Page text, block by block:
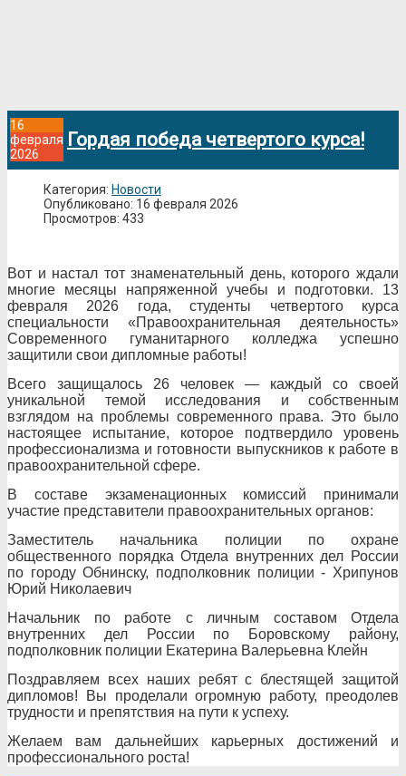
16
февраля
2026
Гордая победа четвертого курса!
Категория: Новости
Опубликовано: 16 февраля 2026
Просмотров: 433
Вот и настал тот знаменательный день, которого ждали
многие месяцы напряженной учебы и подготовки. 13
февраля 2026 года, студенты четвертого курса
специальности «Правоохранительная деятельность»
Современного гуманитарного колледжа успешно
защитили свои дипломные работы!
Всего защищалось 26 человек — каждый со своей
уникальной темой исследования и собственным
взглядом на проблемы современного права. Это было
настоящее испытание, которое подтвердило уровень
профессионализма и готовности выпускников к работе в
правоохранительной сфере.
В составе экзаменационных комиссий принимали
участие представители правоохранительных органов:
Заместитель начальника полиции по охране
общественного порядка Отдела внутренних дел России
по городу Обнинску, подполковник полиции - Хрипунов
Юрий Николаевич
Начальник по работе с личным составом Отдела
внутренних дел России по Боровскому району,
подполковник полиции Екатерина Валерьевна Клейн
Поздравляем всех наших ребят с блестящей защитой
дипломов! Вы проделали огромную работу, преодолев
трудности и препятствия на пути к успеху.
Желаем вам дальнейших карьерных достижений и
профессионального роста!